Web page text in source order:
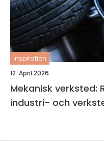
inspiration
12. April 2026
Mekanisk verksted:
industri- och